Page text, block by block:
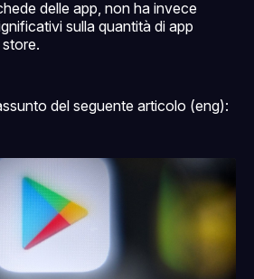
delle app, non ha invece
sulla quantità di app
del seguente articolo (eng):